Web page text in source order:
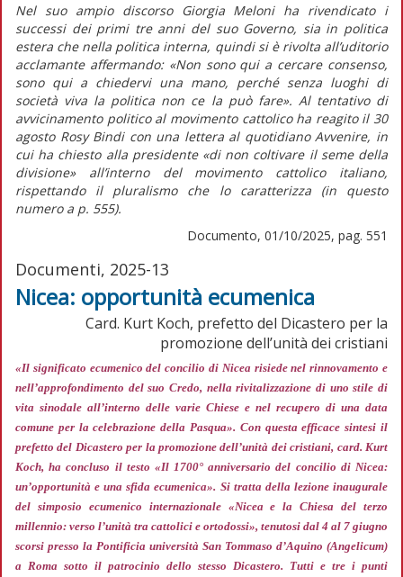
Nel suo ampio discorso Giorgia Meloni ha rivendicato i
successi dei primi tre anni del suo Governo, sia in politica
estera che nella politica interna, quindi si è rivolta all’uditorio
acclamante affermando:«Non sono qui a cercare consenso,
sono qui a chiedervi una mano, perché senza luoghi di
società viva la politica non ce la può fare». Al tentativo di
avvicinamento politico al movimento cattolico ha reagito il 30
agosto Rosy Bindi con una lettera al quotidianoAvvenire, in
cui ha chiesto alla presidente«di non coltivare il seme della
divisione» all’interno del movimento cattolico italiano,
rispettando il pluralismo che lo caratterizza (inquesto
numero a p. 555).
Documento, 01/10/2025, pag. 551
Documenti, 2025-13
Nicea: opportunità ecumenica
Card. Kurt Koch, prefetto del Dicastero per la
promozione dell’unità dei cristiani
«Il significato ecumenico del concilio di Nicea risiede nel rinnovamento e
nell’approfondimento del suo Credo, nella rivitalizzazione di uno stile di
vita sinodale all’interno delle varie Chiese e nel recupero di una data
comune per la celebrazione della Pasqua». Con questa efficace sintesi il
prefetto del Dicastero per la promozione dell’unità dei cristiani, card. Kurt
Koch, ha concluso il testo «Il 1700° anniversario del concilio di Nicea:
un’opportunità e una sfida ecumenica». Si tratta della lezione inaugurale
del simposio ecumenico internazionale «Nicea e la Chiesa del terzo
millennio: verso l’unità tra cattolici e ortodossi», tenutosi dal 4 al 7 giugno
scorsi presso la Pontificia università San Tommaso d’Aquino (Angelicum)
a Roma sotto il patrocinio dello stesso Dicastero. Tutti e tre i punti